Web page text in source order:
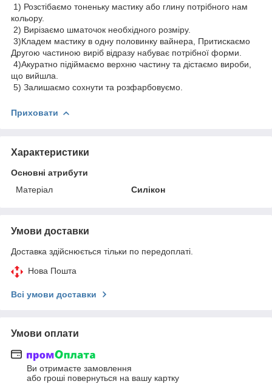
1) Розстібаємо тоненьку мастику або глину потрібного нам
кольору.
2) Вирізаємо шматочок необхідного розміру.
3)Кладем мастику в одну половинку вайнера, Притискаємо
Другою частиною виріб відразу набуває потрібної форми.
4)Акуратно підіймаємо верхню частину та дістаємо вироби,
що вийшла.
5) Залишаємо сохнути та розфарбовуємо.
Приховати
Характеристики
Основні атрибути
Матеріал
Силікон
Умови доставки
Доставка здійснюється тільки по передоплаті.
Нова Пошта
Всі умови доставки
Умови оплати
Ви отримаєте замовлення
або гроші повернуться на вашу картку